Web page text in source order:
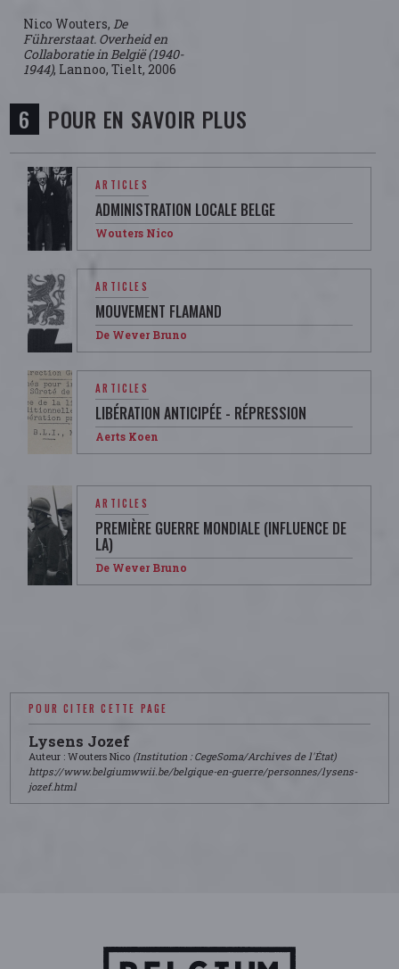
Nico Wouters, De
Führerstaat. Overheid en
Collaboratie in België (1940-
1944), Lannoo, Tielt, 2006
POUR EN SAVOIR PLUS
ARTICLES
ADMINISTRATION LOCALE BELGE
Wouters Nico
ARTICLES
MOUVEMENT FLAMAND
De Wever Bruno
ARTICLES
LIBÉRATION ANTICIPÉE - RÉPRESSION
Aerts Koen
ARTICLES
PREMIÈRE GUERRE MONDIALE (INFLUENCE DE
LA)
De Wever Bruno
POUR CITER CETTE PAGE
Lysens Jozef
Auteur : Wouters Nico (Institution : CegeSoma/Archives de l'État)
https://www.belgiumwwii.be/belgique-en-guerre/personnes/lysens-
jozef.html